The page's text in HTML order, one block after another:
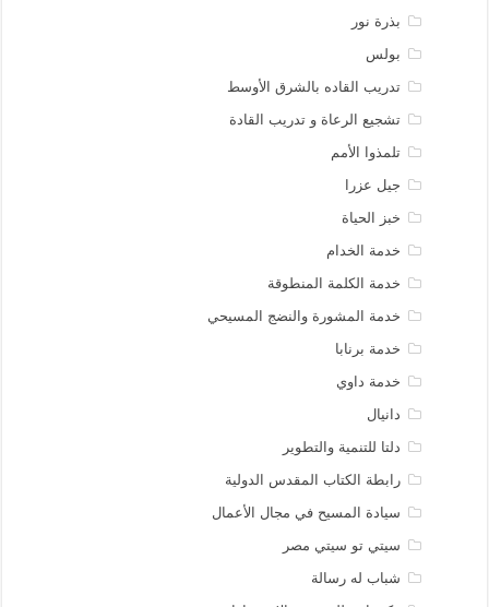
بذرة نور
بولس
تدريب القاده بالشرق الأوسط
تشجيع الرعاة و تدريب القادة
تلمذوا الأمم
جيل عزرا
خبز الحياة
خدمة الخدام
خدمة الكلمة المنطوقة
خدمة المشورة والنضج المسيحي
خدمة برنابا
خدمة داوي
دانيال
دلتا للتنمية والتطوير
رابطة الكتاب المقدس الدولية
سيادة المسيح في مجال الأعمال
سيتي تو سيتي مصر
شباب له رسالة